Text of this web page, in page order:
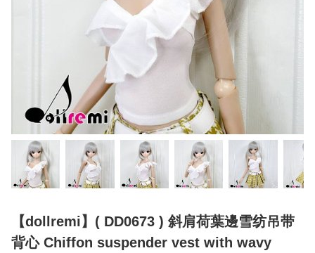
【dollremi】( DD0673 ) 斜肩荷葉邊雪纺吊带
背心 Chiffon suspender vest with wavy